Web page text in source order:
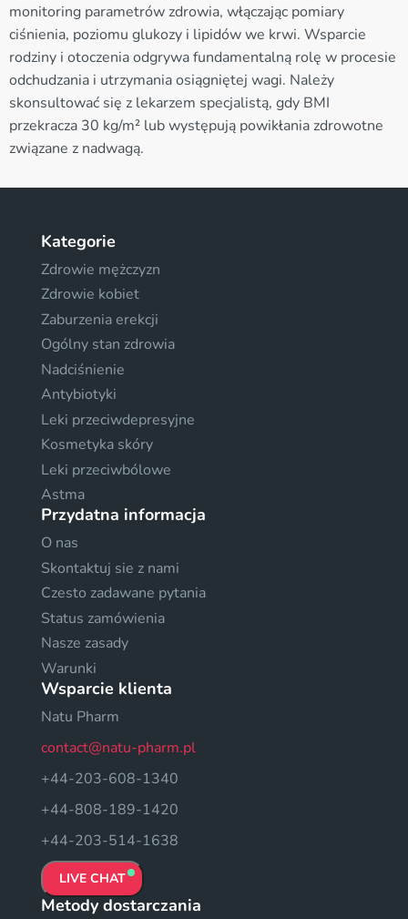
monitoring parametrów zdrowia, włączając pomiary
ciśnienia, poziomu glukozy i lipidów we krwi. Wsparcie
rodziny i otoczenia odgrywa fundamentalną rolę w procesie
odchudzania i utrzymania osiągniętej wagi. Należy
skonsultować się z lekarzem specjalistą, gdy BMI
przekracza 30 kg/m² lub występują powikłania zdrowotne
związane z nadwagą.
Kategorie
Zdrowie mężczyzn
Zdrowie kobiet
Zaburzenia erekcji
Ogólny stan zdrowia
Nadciśnienie
Antybiotyki
Leki przeciwdepresyjne
Kosmetyka skóry
Leki przeciwbólowe
Astma
Przydatna informacja
O nas
Skontaktuj sie z nami
Czesto zadawane pytania
Status zamówienia
Nasze zasady
Warunki
Wsparcie klienta
Natu Pharm
contact@natu-pharm.pl
+44-203-608-1340
+44-808-189-1420
+44-203-514-1638
LIVE CHAT
Metody dostarczania